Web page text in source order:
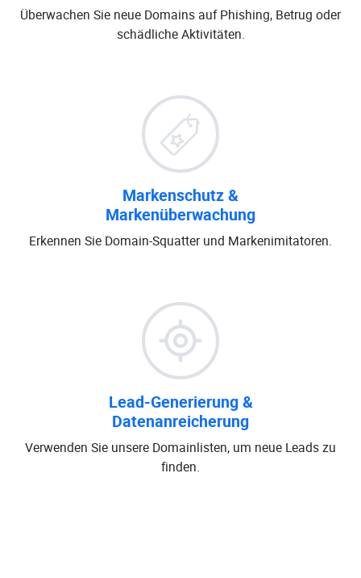
Überwachen Sie neue Domains auf Phishing, Betrug oder
schädliche Aktivitäten.
Markenschutz &
Markenüberwachung
Erkennen Sie Domain-Squatter und Markenimitatoren.
Lead-Generierung &
Datenanreicherung
Verwenden Sie unsere Domainlisten, um neue Leads zu
finden.